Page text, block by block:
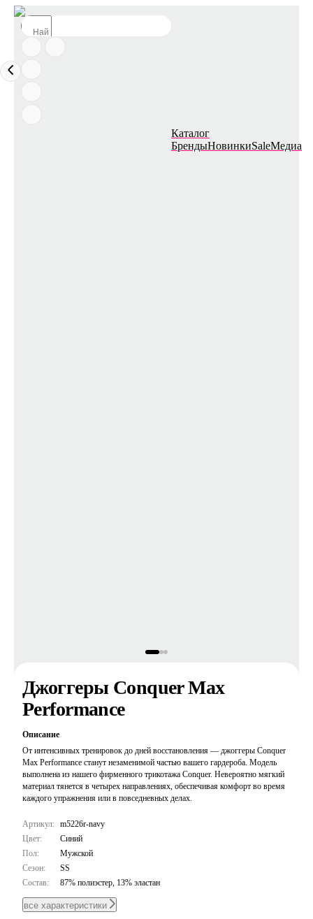
Каталог
БрендыНовинкиSaleМедиа
Джоггеры Conquer Max
Performance
Описание
От интенсивных тренировок до дней восстановления — джоггеры Conquer
Max Performance станут незаменимой частью вашего гардероба. Модель
выполнена из нашего фирменного трикотажа Conquer. Невероятно мягкий
материал тянется в четырех направлениях, обеспечивая комфорт во время
каждого упражнения или в повседневных делах.
Артикул: m5226r-navy
Цвет:
Синий
Пол:
Мужской
Сезон:
SS
Состав:
87% полиэстер, 13% эластан
все характеристики